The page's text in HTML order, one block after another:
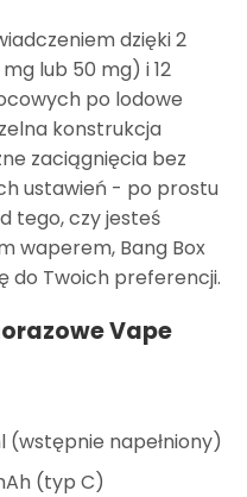
dzięki 2
lub 50 mg) i 12
po lodowe
konstrukcja
zaciągnięcia bez
ustawień - po prostu
tego, czy jesteś
waperem, Bang Box
do Twoich preferencji.
Vape
(wstępnie napełniony)
(typ C)